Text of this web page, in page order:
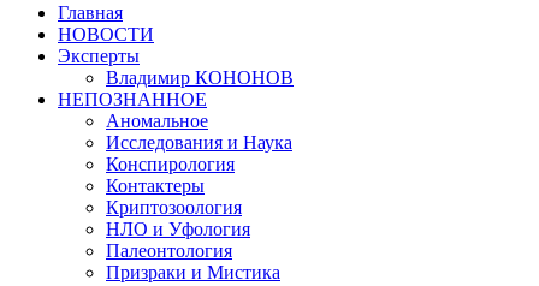
Главная
НОВОСТИ
Эксперты
Владимир КОНОНОВ
НЕПОЗНАННОЕ
Аномальное
Исследования и Наука
Конспирология
Контактеры
Криптозоология
НЛО и Уфология
Палеонтология
Призраки и Мистика